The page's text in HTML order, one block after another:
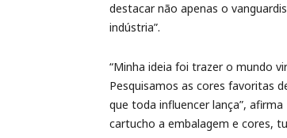
destacar não apenas o
indústria”.
“Minha ideia foi trazer o mundo
Pesquisamos as cores favoritas
que toda influencer lança”,
cartucho a embalagem e cores,